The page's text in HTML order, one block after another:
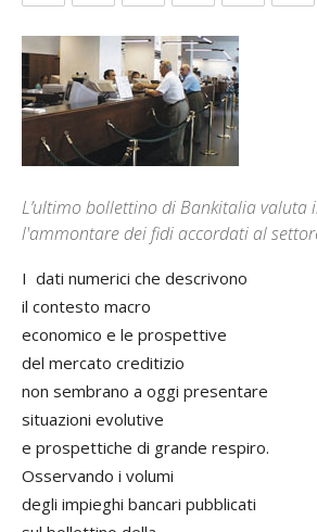
L’ultimo bollettino di Bankitalia valuta
l'ammontare dei fidi accordati al
I dati numerici che descrivono
il contesto macro
economico e le prospettive
del mercato creditizio
non sembrano a oggi presentare
situazioni evolutive
e prospettiche di grande respiro.
Osservando i volumi
degli impieghi bancari pubblicati